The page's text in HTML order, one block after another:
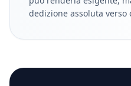
dedizione assoluta verso